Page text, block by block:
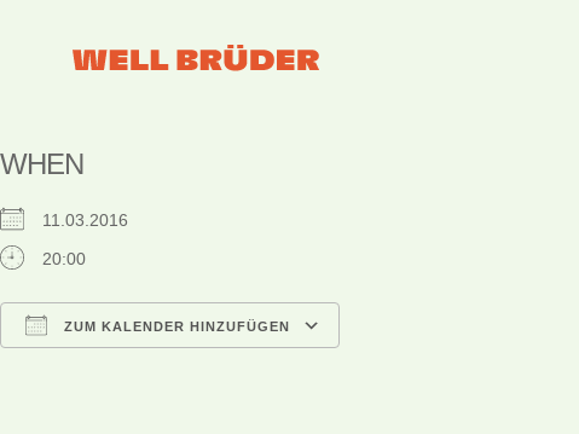
WHEN
11.03.2016
20:00
ZUM KALENDER HINZUFÜGEN